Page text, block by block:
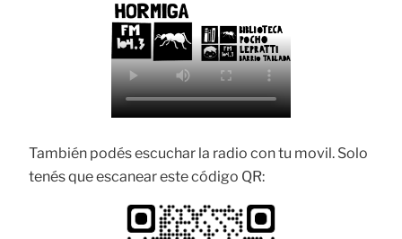
También podés escuchar la radio con tu movil. Solo
tenés que escanear este código QR: